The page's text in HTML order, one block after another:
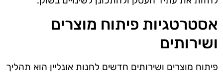
אסטרטגיות פיתוח מוצרים
ושירותים
פיתוח מוצרים ושירותים חדשים לחנות אונליין הוא תהליך